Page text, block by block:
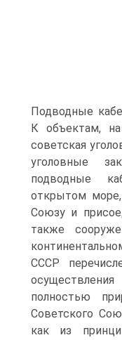
Подводные
К объектам, на
советская
уголовные
подводные
открытом
Союзу и
также
СССР
полностью
Советского
как из